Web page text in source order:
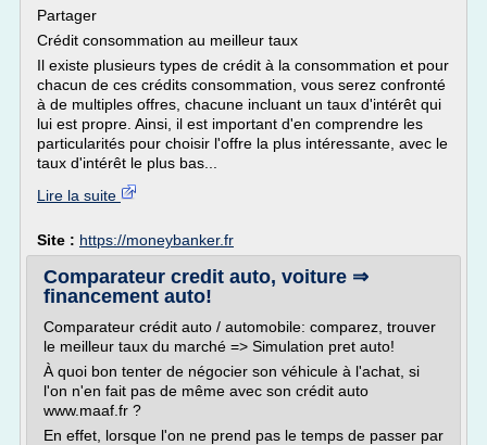
Partager
Crédit consommation au meilleur taux
Il existe plusieurs types de crédit à la consommation et pour
chacun de ces crédits consommation, vous serez confronté
à de multiples offres, chacune incluant un taux d'intérêt qui
lui est propre. Ainsi, il est important d'en comprendre les
particularités pour choisir l'offre la plus intéressante, avec le
taux d'intérêt le plus bas...
Lire la suite
Site : https://moneybanker.fr
Comparateur credit auto, voiture ⇒
financement auto!
Comparateur crédit auto / automobile: comparez, trouver
le meilleur taux du marché => Simulation pret auto!
À quoi bon tenter de négocier son véhicule à l'achat, si
l'on n'en fait pas de même avec son crédit auto
www.maaf.fr ?
En effet, lorsque l'on ne prend pas le temps de passer par